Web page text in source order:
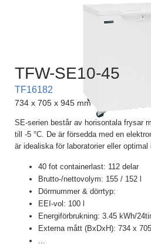
TFW-SE10-45
TF16182
734 x 705 x 945 mm
SE-serien består av horisontala frysar
till -5 °C. De är försedda med en
är idealiska för laboratorier eller
40 fot containerlast: 112 delar
Brutto-/nettovolym: 155 / 152 l
Dörrnummer & dörrtyp:
EEI-vol: 100 l
Energiförbrukning: 3.45 kWh/
Externa mått (BxDxH): 734 x